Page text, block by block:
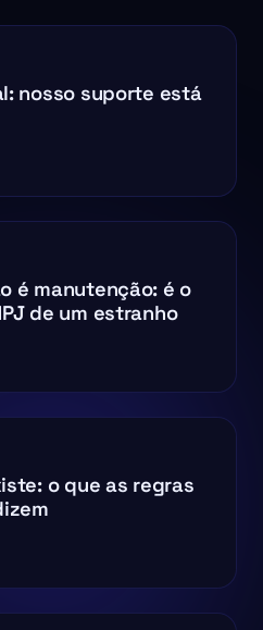
nosso suporte está
é manutenção: é o
de um estranho
o que as regras